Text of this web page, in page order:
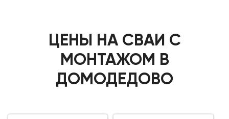
ЦЕНЫ НА СВАИ С
МОНТАЖОМ В
ДОМОДЕДОВО